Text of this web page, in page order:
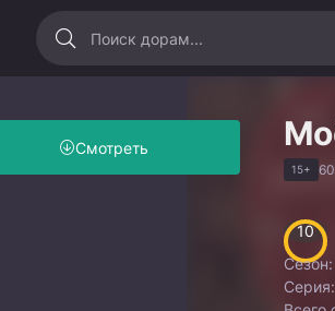
15+
Смотреть
10
Сезон:
Серия: